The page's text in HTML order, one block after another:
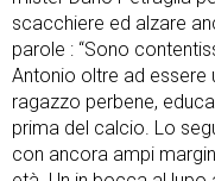
scacchiere ed alzare
parole : “Sono
Antonio oltre ad essere
ragazzo perbene,
prima del calcio. Lo
con ancora ampi